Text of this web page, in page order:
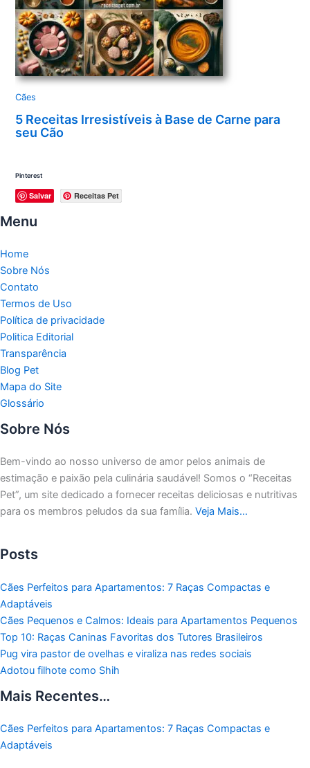
Cães
5 Receitas Irresistíveis à Base de Carne para
seu Cão
Pinterest
Salvar Receitas Pet
Menu
Home
Sobre Nós
Contato
Termos de Uso
Política de privacidade
Politica Editorial
Transparência
Blog Pet
Mapa do Site
Glossário
Sobre Nós
Bem-vindo ao nosso universo de amor pelos animais de
estimação e paixão pela culinária saudável! Somos o “Receitas
Pet”, um site dedicado a fornecer receitas deliciosas e nutritivas
para os membros peludos da sua família. Veja Mais…
Posts
Cães Perfeitos para Apartamentos: 7 Raças Compactas e
Adaptáveis
Cães Pequenos e Calmos: Ideais para Apartamentos Pequenos
Top 10: Raças Caninas Favoritas dos Tutores Brasileiros
Pug vira pastor de ovelhas e viraliza nas redes sociais
Adotou filhote como Shih
Mais Recentes…
Cães Perfeitos para Apartamentos: 7 Raças Compactas e
Adaptáveis